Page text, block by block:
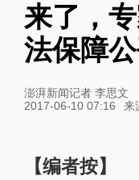
来了，
法保障
澎湃新闻记者 李思文
2017-06-10 07:16
来
【编者按】